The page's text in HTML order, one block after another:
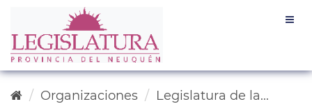
contenido
Organizaciones
Legislatura de la...